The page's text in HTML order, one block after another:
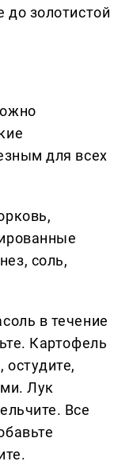
до золотистой
для всех
соль,
в течение
Картофель
остудите,
Лук
Все